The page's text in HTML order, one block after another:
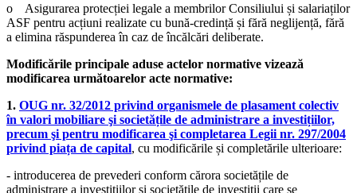
o Asigurarea protecției legale a membrilor Consiliului și salariaților
ASF pentru acțiuni realizate cu bună-credință și fără neglijență, fără
a elimina răspunderea în caz de încălcări deliberate.
Modificările principale aduse actelor normative vizează
modificarea următoarelor acte normative:
1. OUG nr. 32/2012 privind organismele de plasament colectiv
în valori mobiliare şi societățile de administrare a investițiilor,
precum şi pentru modificarea şi completarea Legii nr. 297/2004
privind piața de capital, cu modificările și completările ulterioare:
- introducerea de prevederi conform cărora societățile de
administrare a investițiilor și societățile de investiții care se